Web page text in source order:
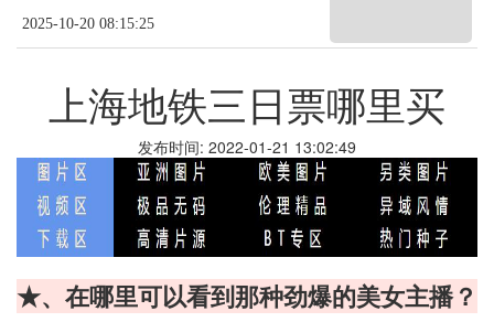
2025-10-20 08:15:25
上海地铁三日票哪里买
发布时间: 2022-01-21 13:02:49
★、在哪里可以看到那种劲爆的美女主播？